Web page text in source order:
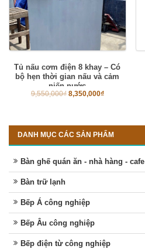
Tủ nấu cơm điện 8 khay – Có
bộ hẹn thời gian nấu và cảm
niến nước
9,550,000₫ 8,350,000₫
DANH MỤC CÁC SẢN PHẨM
Bàn ghế quán ăn - nhà hàng - cafe
Bàn trữ lạnh
Bếp Á công nghiệp
Bếp Âu công nghiệp
Bếp điện từ công nghiệp